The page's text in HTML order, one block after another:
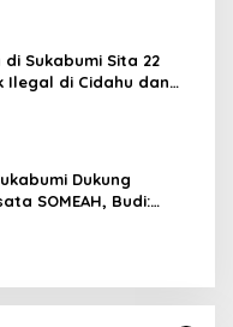
Sukabumi Sita 22
Ilegal di Cidahu dan
Dukung
SOMEAH, Budi: